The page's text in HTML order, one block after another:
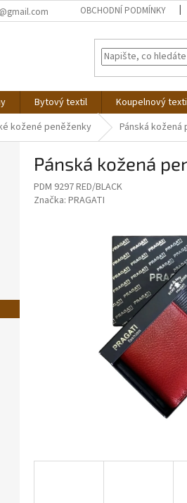
OBCHODNÍ PODMÍNKY
Bytový textil Koupelnový
kožené peněženky Pánská
Pánská kožená
PDM 9297 RED/BLACK
Značka: PRAGATI